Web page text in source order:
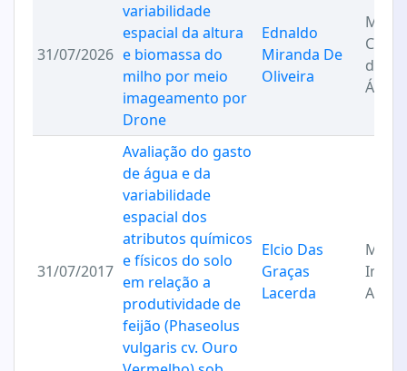
31/07/2026
variabilidade
espacial da altura
e biomassa do
milho por meio
imageamento por
Drone
Ednaldo
Miranda De
Oliveira
do
Água
31/07/2017
Avaliação do gasto
de água e da
variabilidade
espacial dos
atributos químicos
e físicos do solo
em relação a
produtividade de
feijão (Phaseolus
vulgaris cv. Ouro
Elcio Das
Graças
Lacerda